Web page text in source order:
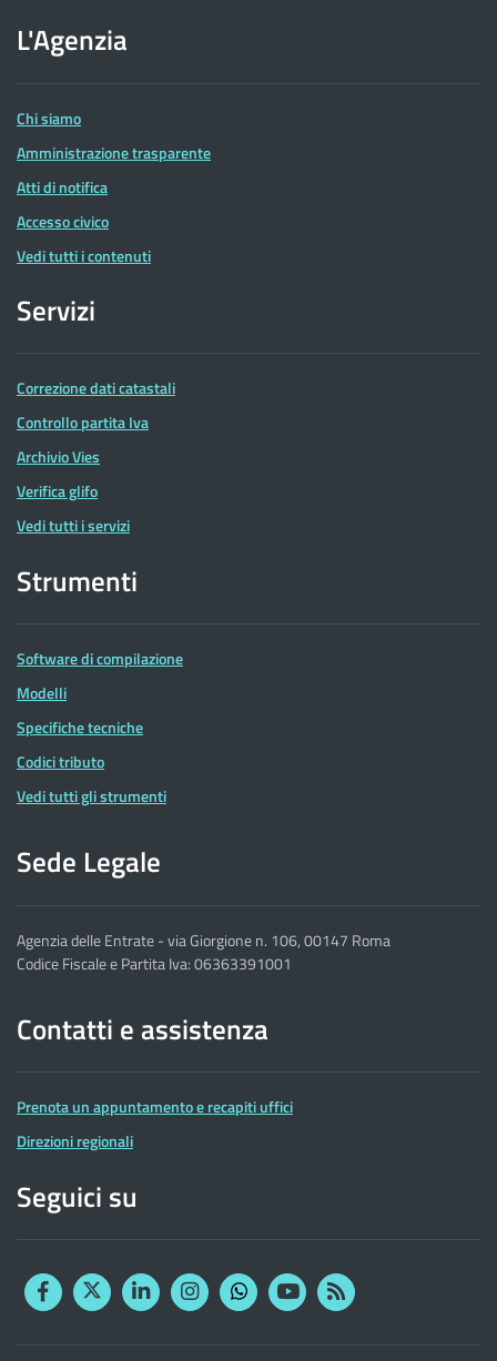
dell'Agenzia
delle
Entrate
L'Agenzia
Chi siamo
Amministrazione trasparente
Atti di notifica
Accesso civico
Vedi tutti i contenuti
Servizi
Correzione dati catastali
Controllo partita Iva
Archivio Vies
Verifica glifo
Vedi tutti i servizi
Strumenti
Software di compilazione
Modelli
Specifiche tecniche
Codici tributo
Vedi tutti gli strumenti
Sede Legale
Agenzia delle Entrate - via Giorgione n. 106, 00147 Roma
Codice Fiscale e Partita Iva: 06363391001
Contatti e assistenza
Prenota un appuntamento e recapiti uffici
Direzioni regionali
Seguici su
FacebookTwitterLinkedinInstagram
YouTubeRSS